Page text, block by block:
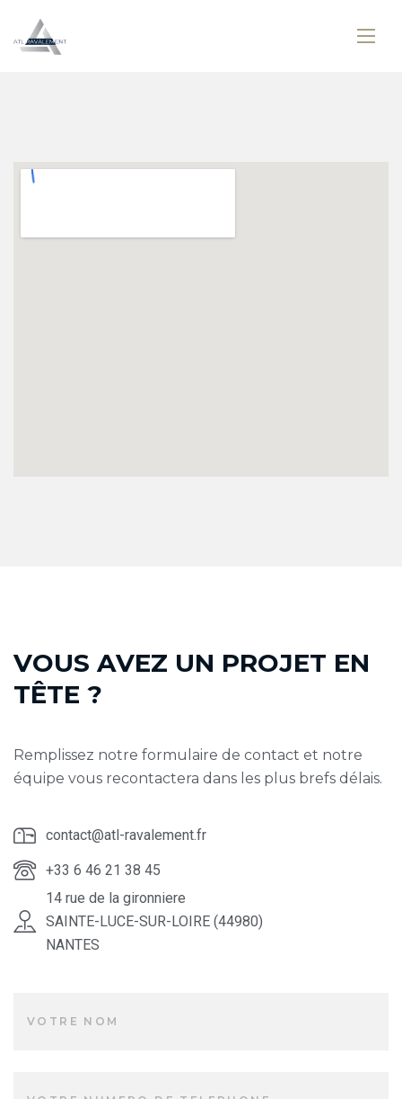
VOUS AVEZ UN PROJET EN
TÊTE ?
Remplissez notre formulaire de contact et notre
équipe vous recontactera dans les plus brefs délais.
contact@atl-ravalement.fr
+33 6 46 21 38 45
14 rue de la gironniere
SAINTE-LUCE-SUR-LOIRE (44980)
NANTES